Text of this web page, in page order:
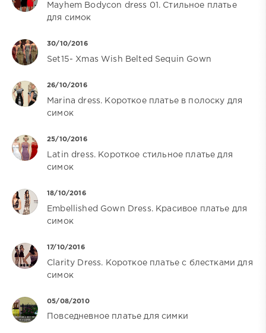
Mayhem Bodycon dress 01. Стильное платье
для симок
30/10/2016
Set15- Xmas Wish Belted Sequin Gown
26/10/2016
Marina dress. Короткое платье в полоску для
симок
25/10/2016
Latin dress. Короткое стильное платье для
симок
18/10/2016
Embellished Gown Dress. Красивое платье для
симок
17/10/2016
Clarity Dress. Короткое платье с блестками для
симок
05/08/2010
Повседневное платье для симки